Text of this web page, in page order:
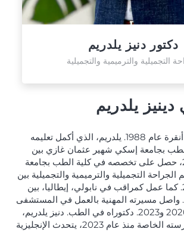
دكتور دنيز يلدريم
التجميلية والترميمية والتجميلية
يلدريم
ولد دنيز يلدريم في أنقرة عام 1988. يلدريم، الذي أكمل تعليمه
بجامعة إسكي شهير عثمان غازي بين
عامي 2007 و2013، حصل على تخصصه في كلية الطب بجامعة
التجميلية والترميمية والتجميلية بين
عامي 2015 و2020. كما عمل كمراقب في نابولي، إيطاليا، بين
عامي 2017 و2018. واصل مسيرته المهنية بالعمل في المستشفى
الخاص بين عامي 2020 و2023. دكتوراه في الطب. دنيز يلدريم،
الذي يعمل في ممارسته الخاصة منذ عام 2023، يتحدث الإنجليزية